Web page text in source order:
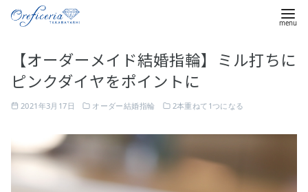
【オーダーメイド結婚指輪】ミル打ちに
ピンクダイヤをポイントに
2021年3月17日 オーダー結婚指輪 2本重ねて1つになる